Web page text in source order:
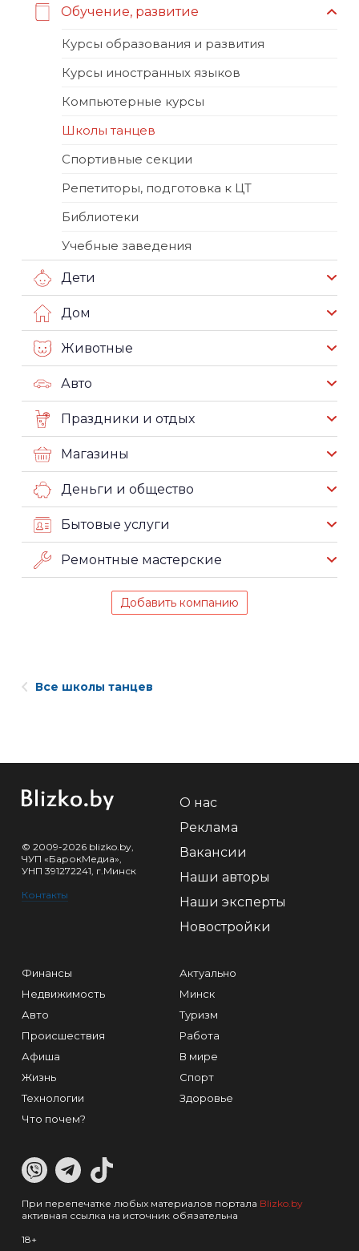
Обучение, развитие
Курсы образования и развития
Курсы иностранных языков
Компьютерные курсы
Школы танцев
Спортивные секции
Репетиторы, подготовка к ЦТ
Библиотеки
Учебные заведения
Дети
Дом
Животные
Авто
Праздники и отдых
Магазины
Деньги и общество
Бытовые услуги
Ремонтные мастерские
Добавить компанию
Все школы танцев
© 2009-2026 blizko.by,
ЧУП «БарокМедиа»,
УНП 391272241, г.Минск
Контакты
О нас
Реклама
Вакансии
Наши авторы
Наши эксперты
Новостройки
Финансы
Недвижимость
Авто
Происшествия
Афиша
Жизнь
Технологии
Что почем?
Актуально
Минск
Туризм
Работа
В мире
Спорт
Здоровье
При перепечатке любых материалов портала Blizko.by
активная ссылка на источник обязательна
18+